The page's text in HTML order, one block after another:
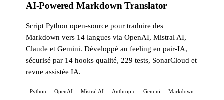
AI-Powered Markdown Translator
Script Python open-source pour traduire des
Markdown vers 14 langues via OpenAI, Mistral AI,
Claude et Gemini. Développé au feeling en pair-IA,
sécurisé par 14 hooks qualité, 229 tests, SonarCloud et
revue assistée IA.
Python OpenAI Mistral AI Anthropic Gemini Markdown